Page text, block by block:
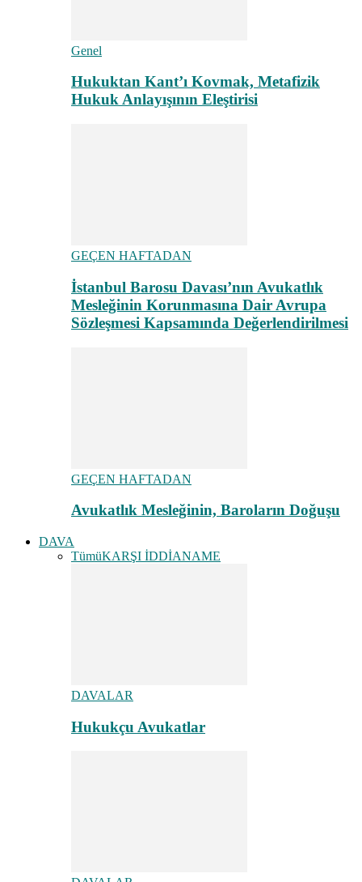
Genel
Hukuktan Kant’ı Kovmak, Metafizik
Hukuk Anlayışının Eleştirisi
GEÇEN HAFTADAN
İstanbul Barosu Davası’nın Avukatlık
Mesleğinin Korunmasına Dair Avrupa
Sözleşmesi Kapsamında Değerlendirilmesi
GEÇEN HAFTADAN
Avukatlık Mesleğinin, Baroların Doğuşu
DAVA
TümüKARŞI İDDİANAME
DAVALAR
Hukukçu Avukatlar